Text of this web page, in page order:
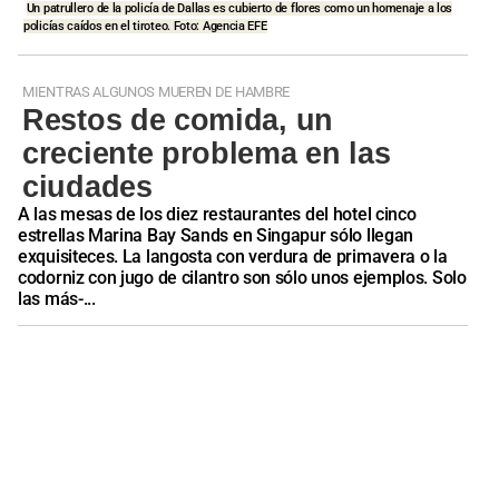
Un patrullero de la policía de Dallas es cubierto de flores como un homenaje a los
policías caídos en el tiroteo. Foto: Agencia EFE
MIENTRAS ALGUNOS MUEREN DE HAMBRE
Restos de comida, un
creciente problema en las
ciudades
A las mesas de los diez restaurantes del hotel cinco
estrellas Marina Bay Sands en Singapur sólo llegan
exquisiteces. La langosta con verdura de primavera o la
codorniz con jugo de cilantro son sólo unos ejemplos. Solo
las más-...